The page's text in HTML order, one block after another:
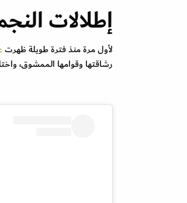
إطلالات
لأول مرة منذ فترة طويلة ظهرت
رشاقتها وقوامها الممشوق،